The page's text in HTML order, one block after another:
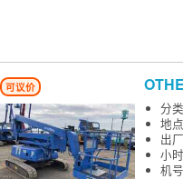
可议价
分类
地点
出
小时
机号